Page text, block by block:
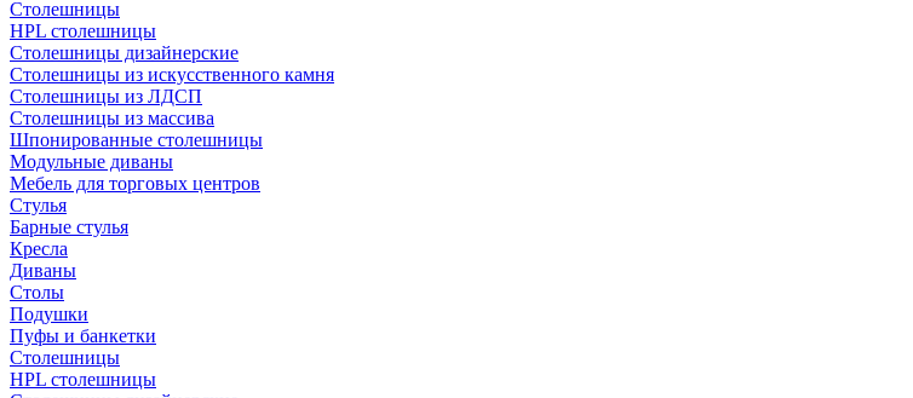
Столешницы
HPL столешницы
Столешницы дизайнерские
Столешницы из искусственного камня
Столешницы из ЛДСП
Столешницы из массива
Шпонированные столешницы
Модульные диваны
Мебель для торговых центров
Стулья
Барные стулья
Кресла
Диваны
Столы
Подушки
Пуфы и банкетки
Столешницы
HPL столешницы